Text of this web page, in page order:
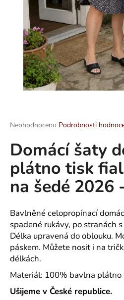
Průměrné
produktu
je
hvězdiček.
Neohodnoceno Podrobnosti
Domácí šaty
plátno tisk
na šedé 2026
Bavlněné celopropínací
spadené rukávy, po stranách
Délka upravená do oblouku.
páskem. Můžete nosit i na
délkách.
Materiál: 100% bavlna plátno
Ušijeme v České republice.
D
o
p
o
u
č
u
j
e
e